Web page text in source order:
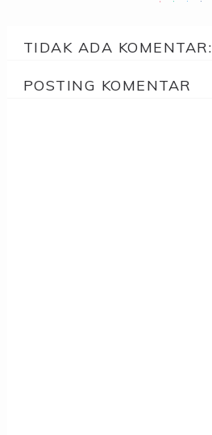
TIDAK ADA KOMENTAR:
POSTING KOMENTAR